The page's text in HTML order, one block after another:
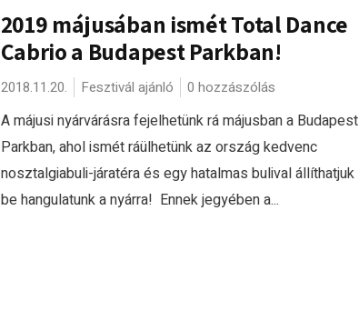
2019 májusában ismét Total Dance
Cabrio a Budapest Parkban!
2018.11.20. Fesztivál ajánló 0 hozzászólás
A májusi nyárvárásra fejelhetünk rá májusban a Budapest
Parkban, ahol ismét ráülhetünk az ország kedvenc
nosztalgiabuli-járatéra és egy hatalmas bulival állíthatjuk
be hangulatunk a nyárra! Ennek jegyében a...